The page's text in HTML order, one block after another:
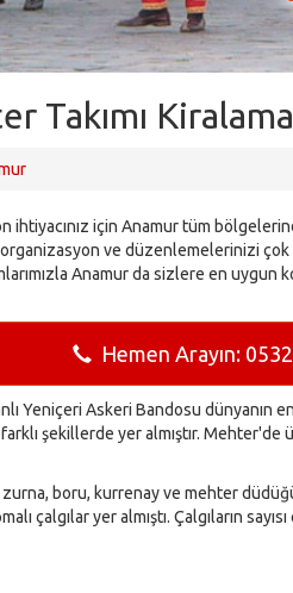
Takımı
için Anamur tüm
ve düzenlemelerinizi
Anamur da sizlere en uygun
Hemen Arayın:
Yeniçeri Askeri Bandosu dünyanın
şekillerde yer almıştır. Mehter'de
boru, kurrenay ve mehter
çalgılar yer almıştı. Çalgıların